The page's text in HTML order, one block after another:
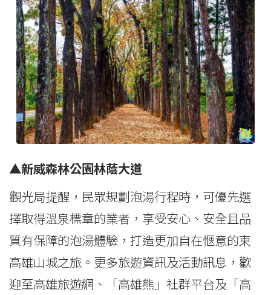
▲新威森林公園林蔭大道
觀光局提醒，民眾規劃泡湯行程時，可優先選
擇取得溫泉標章的業者，享受安心、安全且品
質有保障的泡湯體驗，打造更加自在愜意的東
高雄山城之旅。更多旅遊資訊及活動訊息，歡
迎至高雄旅遊網、「高雄熊」社群平台及「高